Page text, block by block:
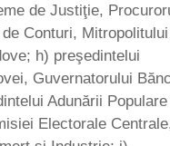
de Justiţie,
Conturi, Mitropolitului
h) preşedintelui
Guvernatorului
Adunării
Electorale